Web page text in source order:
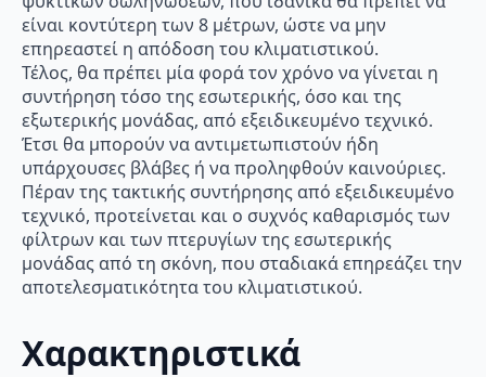
είναι κοντύτερη των 8 μέτρων, ώστε να μην
επηρεαστεί η απόδοση του κλιματιστικού.
Τέλος, θα πρέπει μία φορά τον χρόνο να γίνεται η
συντήρηση τόσο της εσωτερικής, όσο και της
εξωτερικής μονάδας, από εξειδικευμένο τεχνικό.
Έτσι θα μπορούν να αντιμετωπιστούν ήδη
υπάρχουσες βλάβες ή να προληφθούν καινούριες.
Πέραν της τακτικής συντήρησης από εξειδικευμένο
τεχνικό, προτείνεται και ο συχνός καθαρισμός των
φίλτρων και των πτερυγίων της εσωτερικής
μονάδας από τη σκόνη, που σταδιακά επηρεάζει την
αποτελεσματικότητα του κλιματιστικού.
Χαρακτηριστικά